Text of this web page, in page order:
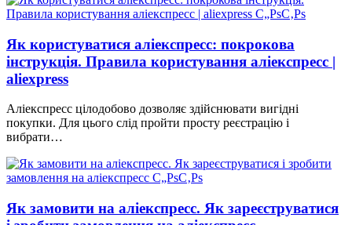
Як користуватися аліекспресс: покрокова
інструкція. Правила користування аліекспресс |
aliexpress
Аліекспресс цілодобово дозволяє здійснювати вигідні
покупки. Для цього слід пройти просту реєстрацію і
вибрати…
Як замовити на аліекспресс. Як зареєструватися